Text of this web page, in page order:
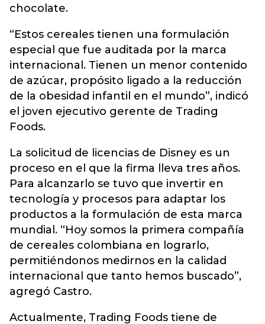
chocolate.
“Estos cereales tienen una formulación
especial que fue auditada por la marca
internacional. Tienen un menor contenido
de azúcar, propósito ligado a la reducción
de la obesidad infantil en el mundo”, indicó
el joven ejecutivo gerente de Trading
Foods.
La solicitud de licencias de Disney es un
proceso en el que la firma lleva tres años.
Para alcanzarlo se tuvo que invertir en
tecnología y procesos para adaptar los
productos a la formulación de esta marca
mundial. “Hoy somos la primera compañía
de cereales colombiana en lograrlo,
permitiéndonos medirnos en la calidad
internacional que tanto hemos buscado”,
agregó Castro.
Actualmente, Trading Foods tiene de